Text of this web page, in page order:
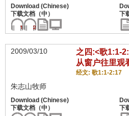
2009/03/10
之四:<歌1:1-
从窗户往里观
经文: 歌1:1-2:17
朱志山牧师